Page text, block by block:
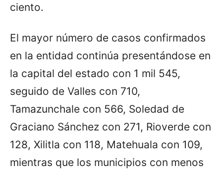
ciento.
El mayor número de casos confirmados
en la entidad continúa presentándose en
la capital del estado con 1 mil 545,
seguido de Valles con 710,
Tamazunchale con 566, Soledad de
Graciano Sánchez con 271, Rioverde con
128, Xilitla con 118, Matehuala con 109,
mientras que los municipios con menos